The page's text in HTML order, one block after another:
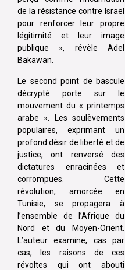
de la résistance contre Israël
pour renforcer leur propre
légitimité et leur image
publique », révèle Adel
Bakawan.
Le second point de bascule
décrypté porte sur le
mouvement du « printemps
arabe ». Les soulèvements
populaires, exprimant un
profond désir de liberté et de
justice, ont renversé des
dictatures enracinées et
corrompues. Cette
révolution, amorcée en
Tunisie, se propagera à
l’ensemble de l’Afrique du
Nord et du Moyen-Orient.
L’auteur examine, cas par
cas, les raisons de ces
révoltes qui ont abouti